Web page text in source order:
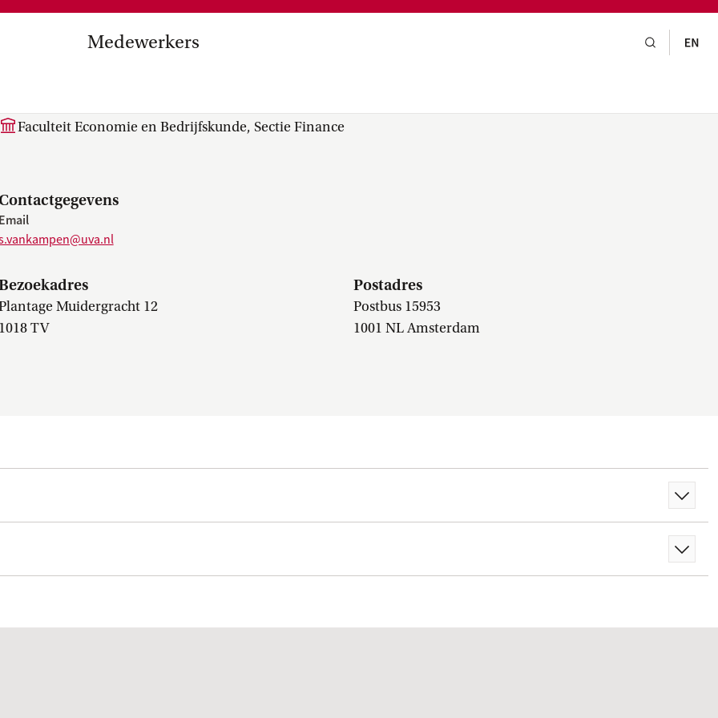
Medewerkers
plan, instellingsplan,
Internationalisering in
Medezeggenschap, ondernemingsraad,
Faculteit Economie en Bedrijfskunde, Sectie Finance
Email
Muidergracht 12
1018 TV
Postadres
Postbus 15953
1001 NL Amsterdam